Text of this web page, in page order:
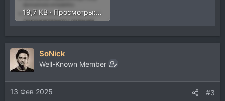
19,7 KB · Просмотры: 262
SoNick
Well-Known Member
13 Фев 2025 #3